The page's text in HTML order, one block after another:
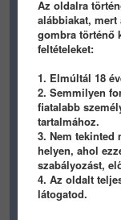
0 0
panamera
Az oldalra
alábbiakat,
gombra történő
feltételeket:
1. Elmúltál 18
2. Semmilyen
fiatalabb
tartalmához.
3. Nem tekinted
helyen, ahol
szabályozást,
4. Az oldalt
látogatod.